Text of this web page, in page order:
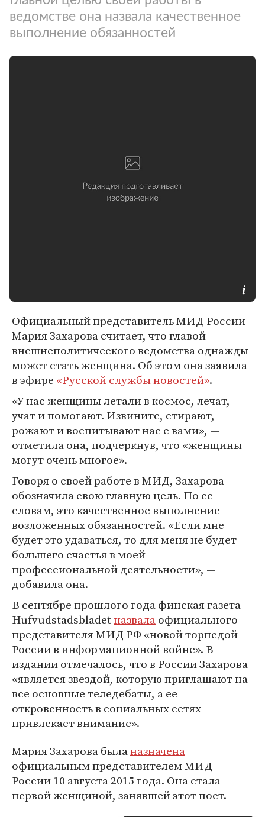
ведомстве она назвала качественное
выполнение обязанностей
Официальный представитель МИД России
Мария Захарова считает, что главой
внешнеполитического ведомства однажды
может стать женщина. Об этом она заявила
в эфире «Русской службы новостей».
«У нас женщины летали в космос, лечат,
учат и помогают. Извините, стирают,
рожают и воспитывают нас с вами», —
отметила она, подчеркнув, что «женщины
могут очень многое».
Говоря о своей работе в МИД, Захарова
обозначила свою главную цель. По ее
словам, это качественное выполнение
возложенных обязанностей. «Если мне
будет это удаваться, то для меня не будет
большего счастья в моей
профессиональной деятельности», —
добавила она.
В сентябре прошлого года финская газета
Hufvudstadsbladetназвалаофициального
представителя МИД РФ «новой торпедой
России в информационной войне». В
издании отмечалось, что в России Захарова
«является звездой, которую приглашают на
все основные теледебаты, а ​​ее
откровенность в социальных сетях
привлекает внимание».
Мария Захарова быланазначена
официальным представителем МИД
России 10 августа 2015 года. Она стала
первой женщиной, занявшей этот пост.